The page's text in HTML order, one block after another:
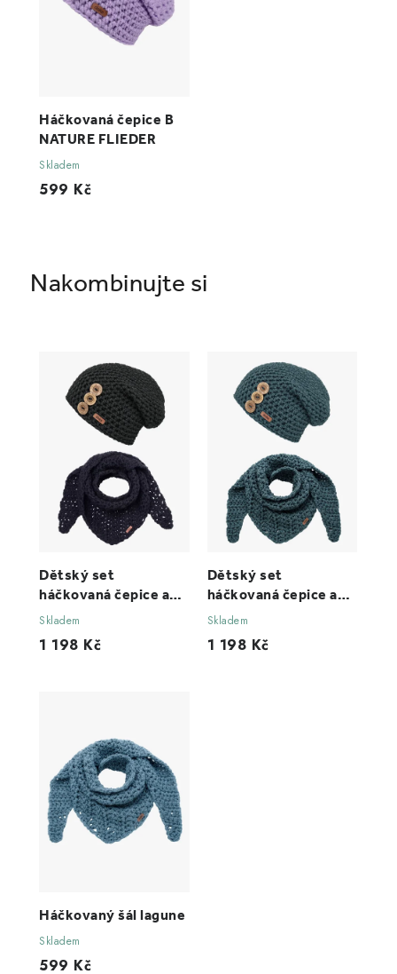
Dětský set
háčkovaná čepice a
šál b nature black pro
Skladem
1 198 Kč
Dětský set
háčkovaná čepice a
šál b nature forest pro
Skladem
1 198 Kč
Háčkovaný šál lagune
Skladem
599 Kč
Háčkovaná čepice B
NATURE FLIEDER
Skladem
599 Kč